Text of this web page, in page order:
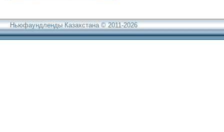
Ньюфаундленды Казахстана © 2011-2026